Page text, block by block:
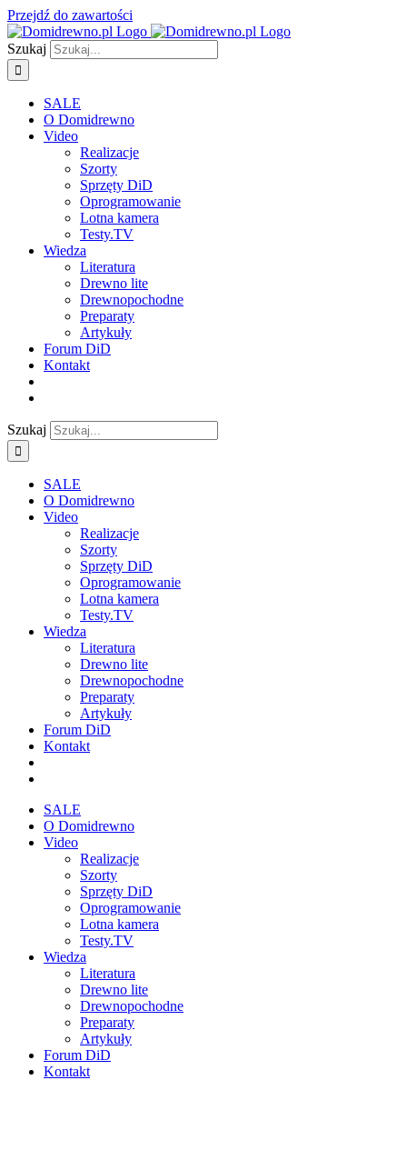
Przejdź do zawartości
Szukaj
SALE
O Domidrewno
Video
Realizacje
Szorty
Sprzęty DiD
Oprogramowanie
Lotna kamera
Testy.TV
Wiedza
Literatura
Drewno lite
Drewnopochodne
Preparaty
Artykuły
Forum DiD
Kontakt
Szukaj
SALE
O Domidrewno
Video
Realizacje
Szorty
Sprzęty DiD
Oprogramowanie
Lotna kamera
Testy.TV
Wiedza
Literatura
Drewno lite
Drewnopochodne
Preparaty
Artykuły
Forum DiD
Kontakt
SALE
O Domidrewno
Video
Realizacje
Szorty
Sprzęty DiD
Oprogramowanie
Lotna kamera
Testy.TV
Wiedza
Literatura
Drewno lite
Drewnopochodne
Preparaty
Artykuły
Forum DiD
Kontakt